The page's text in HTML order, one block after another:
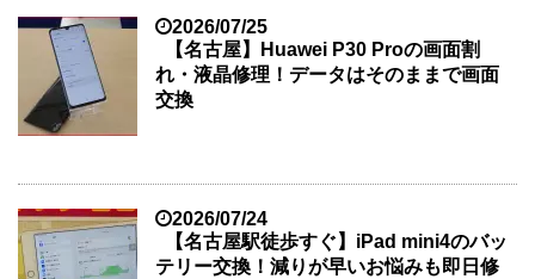
2026/07/25
【名古屋】Huawei P30 Proの画面割
れ・液晶修理！データはそのままで画面
交換
2026/07/24
【名古屋駅徒歩すぐ】iPad mini4のバッ
テリー交換！減りが早いお悩みも即日修